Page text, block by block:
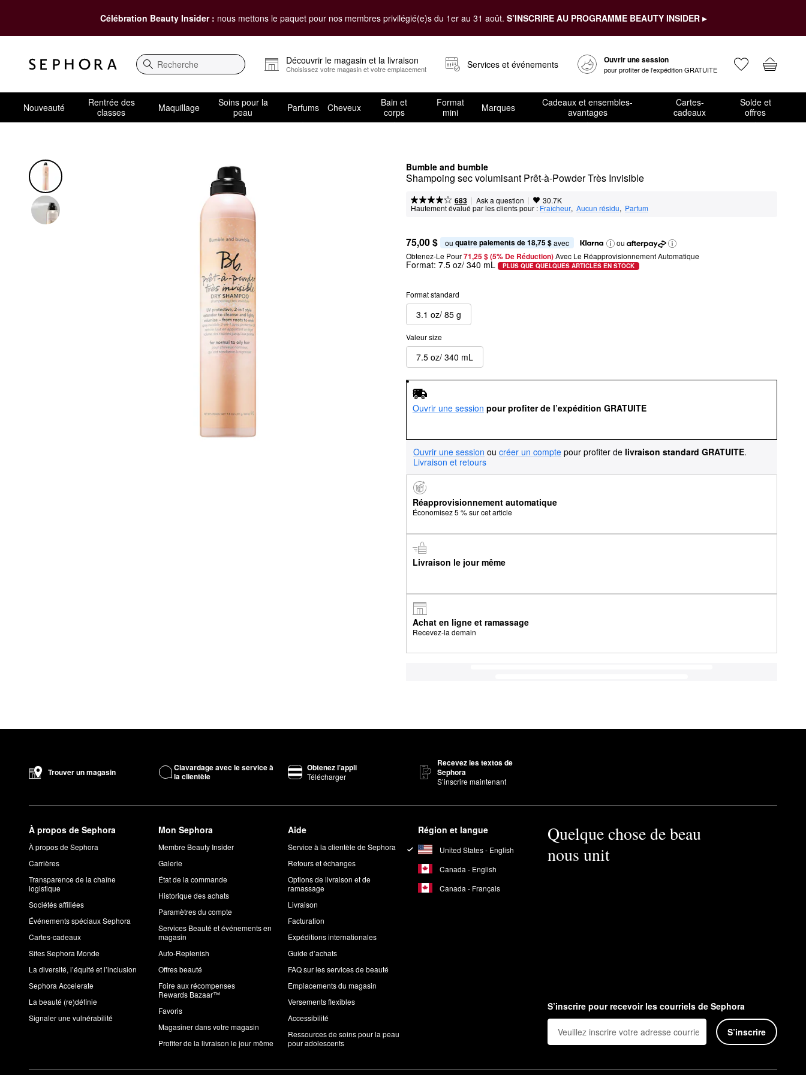
Célébration Beauty Insider : nous mettons le paquet pour nos membres privilégié(e)s du 1er au 31 août. S’INSCRIRE AU PROGRAMME BEAUTY INSIDER ▸
Recherche
Découvrir le magasin et la livraison
Choisissez votre magasin et votre emplacement Services et événements Ouvrir une session
pour profiter de l’expédition GRATUITE
Nouveauté
Rentrée des
classes
Maquillage
Soins pour la
peau
Parfums Cheveux
Bain et
corps
Format
mini
Marques
Cadeaux et ensembles-
avantages
Cartes-
cadeaux
Solde et
offres
Bumble and bumble
Shampoing sec volumisant Prêt-à-Powder Très Invisible
683 | Ask a question | 30.7K
Hautement évalué par les clients pour : Fraîcheur, Aucun résidu, Parfum
75,00 $ ou quatre paiements de 18,75 $ avec
ou
Obtenez-Le Pour71,25 $ (5% De Réduction) Avec Le Réapprovisionnement Automatique
Format: 7.5 oz/ 340 mL PLUS QUE QUELQUES ARTICLES EN STOCK
Format standard
3.1 oz/ 85 g
Valeur size
7.5 oz/ 340 mL
Ouvrir une session pour profiter de l’expédition GRATUITE
Ouvrir une session ou créer un compte pour profiter de livraison standard GRATUITE.
Livraison et retours
Réapprovisionnement automatique
Économisez 5 % sur cet article
Livraison le jour même
Achat en ligne et ramassage
Recevez-la demain
Trouver un magasin
Clavardage avec le service à
la clientèle
Obtenez l’appli
Télécharger
Recevez les textos de
Sephora
S’inscrire maintenant
À propos de Sephora
À propos de Sephora
Carrières
Transparence de la chaîne
logistique
Sociétés affiliées
Événements spéciaux Sephora
Cartes-cadeaux
Sites Sephora Monde
La diversité, l’équité et l’inclusion
Sephora Accelerate
La beauté (re)définie
Signaler une vulnérabilité
Mon Sephora
Membre Beauty Insider
Galerie
État de la commande
Historique des achats
Paramètres du compte
Services Beauté et événements en
magasin
Auto-Replenish
Offres beauté
Foire aux récompenses
Rewards Bazaar™
Favoris
Magasiner dans votre magasin
Profiter de la livraison le jour même
Aide
Service à la clientèle de Sephora
Retours et échanges
Options de livraison et de
ramassage
Livraison
Facturation
Expéditions internationales
Guide d’achats
FAQ sur les services de beauté
Emplacements du magasin
Versements flexibles
Accessibilité
Ressources de soins pour la peau
pour adolescents
Région et langue
United States - English
Canada - English
Canada - Français
Quelque chose de beau
nous unit
S’inscrire pour recevoir les courriels de Sephora
S’inscrire